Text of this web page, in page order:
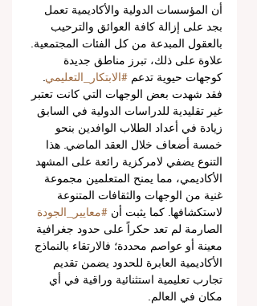
أن المؤسسات الدولية والأكاديمية تعمل
بجد على إزالة كافة العوائق والترحيب
بالعقول المبدعة من كل الفئات المجتمعية.
علاوة على ذلك، تبرز مناطق جديدة
كوجهات حيوية تدعم #الابتكار_التعليمي
فقد شهدت بعض الوجهات التي كانت تعتبر
غير تقليدية للدراسات الدولية في السابق
زيادة في أعداد الطلاب الوافدين بنحو
خمسة أضعاف خلال العقد الماضي. هذا
التنوع يضفي لامركزية رائعة على المشهد
الأكاديمي، مما يمنح المتعلمين مجموعة
غنية من الوجهات والثقافات المتنوعة
لاستكشافها. كما يثبت أن #معايير_الجودة
الصارمة لم تعد حكراً على حدود جغرافية
معينة أو عواصم محددة؛ فالارتقاء بالنماذج
الأكاديمية العابرة للحدود يضمن تقديم
تجارب تعليمية استثنائية وراقية في أي
مكان في العالم.